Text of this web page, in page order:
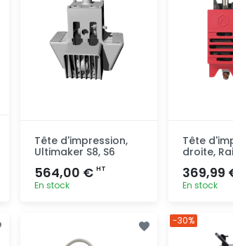
Tête d'impression,
Ultimaker S8, S6
564,00 € HT
En stock
Tête
droite,
369,99
En stock
-30%